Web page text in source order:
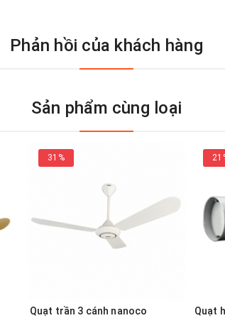
Phản hồi của khách hàng
Sản phẩm cùng loại
31%
Quạt trần 3 cánh nanoco
Quạt